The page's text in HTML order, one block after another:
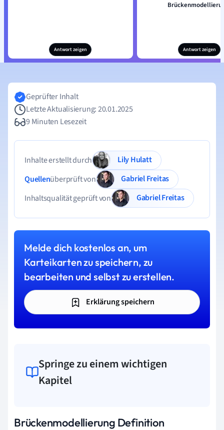
Antwort zeigen Antwort zeigen
Geprüfter Inhalt
Letzte Aktualisierung: 20.01.2025
9 Minuten Lesezeit
Inhalte erstellt durch
Lily Hulatt
Quellenüberprüft von
Gabriel Freitas
Inhaltsqualität geprüft von
Gabriel Freitas
Melde dich kostenlos an, um
Karteikarten zu speichern, zu
bearbeiten und selbst zu erstellen.
Erklärung speichern
Springe zu einem wichtigen
Kapitel
Brückenmodellierung Definition